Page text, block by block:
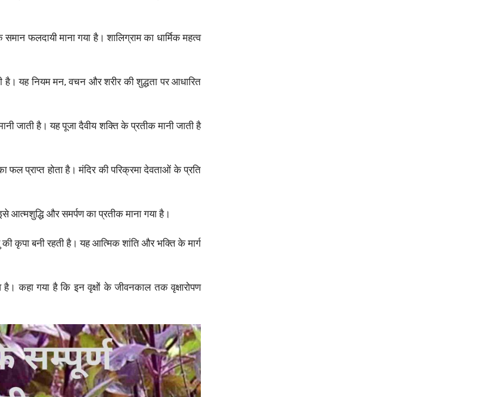
फलदायी माना गया है। शालिग्राम का धार्मिक महत्व
है। यह नियम मन, वचन और शरीर की शुद्धता पर आधारित
जाती है। यह पूजा दैवीय शक्ति के प्रतीक मानी जाती है
फल प्राप्त होता है। मंदिर की परिक्रमा देवताओं के प्रति
आत्मशुद्धि और समर्पण का प्रतीक माना गया है।
कृपा बनी रहती है। यह आत्मिक शांति और भक्ति के मार्ग
कहा गया है कि इन वृक्षों के जीवनकाल तक वृक्षारोपण